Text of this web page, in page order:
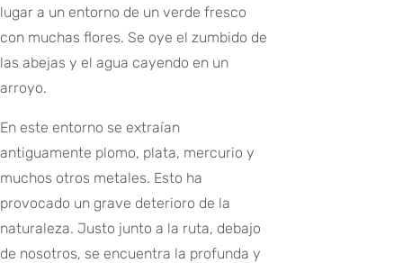
lugar a un entorno de un verde fresco
con muchas flores. Se oye el zumbido de
las abejas y el agua cayendo en un
arroyo.
En este entorno se extraían
antiguamente plomo, plata, mercurio y
muchos otros metales. Esto ha
provocado un grave deterioro de la
naturaleza. Justo junto a la ruta, debajo
de nosotros, se encuentra la profunda y